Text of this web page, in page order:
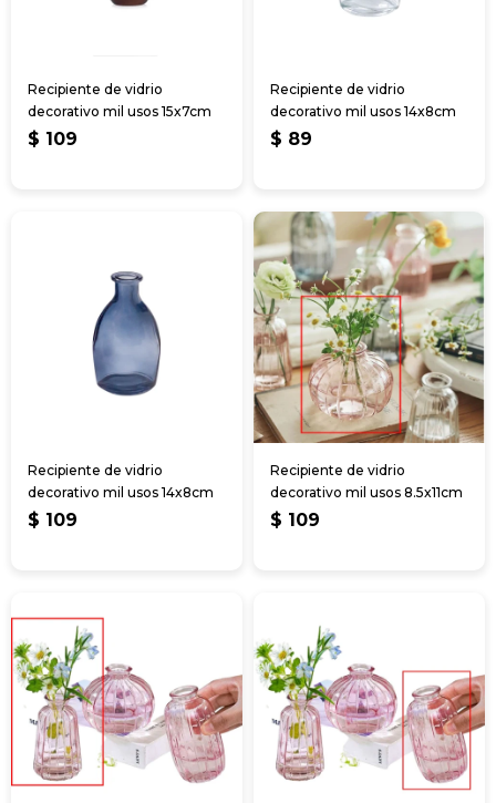
Recipiente de vidrio
decorativo mil usos 15x7cm
$ 109
Recipiente de vidrio
decorativo mil usos 14x8cm
$ 89
Recipiente de vidrio
decorativo mil usos 14x8cm
$ 109
Recipiente de vidrio
decorativo mil usos 8.5x11cm
$ 109